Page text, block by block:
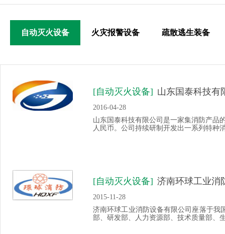
自动灭火设备 火灾报警设备 疏散逃生装备
[自动灭火设备] 山东国泰科技有
2016-04-28
山东国泰科技有限公司是一家集消防产品
人民币。公司持续研制开发出一系列特种
[自动灭火设备] 济南环球工业消
2015-11-28
济南环球工业消防设备有限公司座落于我
部、研发部、人力资源部、技术质量部、